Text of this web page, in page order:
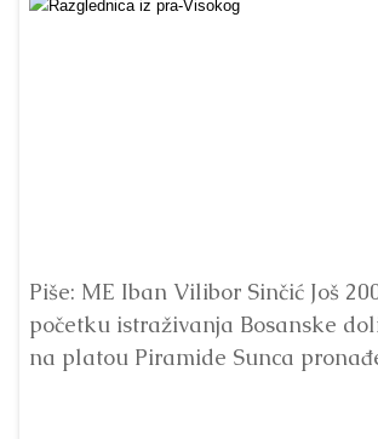
Piše: ME Iban Vilibor Sinčić Još
početku istraživanja Bosanske
na platou Piramide Sunca